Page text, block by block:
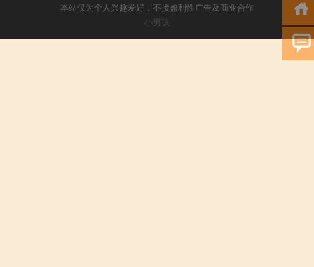
本站仅为个人兴趣爱好，不接盈利性广告及商业合作
小男孩